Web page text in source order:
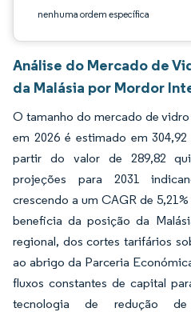
nenhuma ordem específica
Análise do Mercado de
da Malásia por Mordor
O tamanho do mercado de
em 2026 é estimado em
partir do valor de 289,82
projeções para 2031
crescendo a um CAGR de
beneficia da posição da
regional, dos cortes tarifários
ao abrigo da Parceria
fluxos constantes de capital
tecnologia de redução